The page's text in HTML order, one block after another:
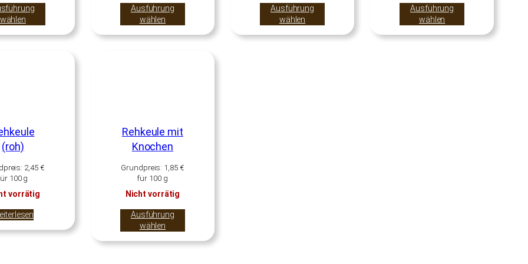
wählen
Ausführung
wählen
Ausführung
wählen
Ausführung
wählen
(roh)
2,45 €
100 g
vorrätig
Rehkeule mit
Knochen
Grundpreis: 1,85 €
für 100 g
Nicht vorrätig
Ausführung
wählen